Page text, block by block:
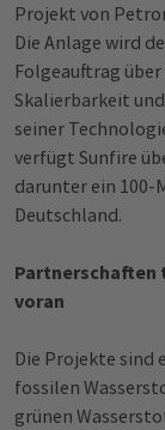
Projekt von
Die Anlage wird
Folgeauftrag
Skalierbarkeit
seiner
verfügt Sunfire
darunter ein 100-
Deutschland.
Partnerschaften
voran
Die Projekte sind
fossilen
grünen